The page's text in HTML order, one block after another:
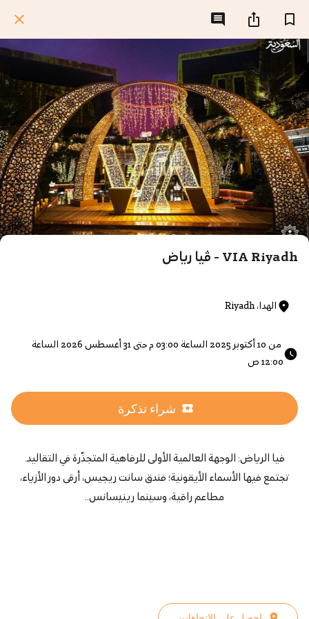
VIA Riyadh - ڤيا رياض
الهدا، Riyadh
12:00 ص
شراء تذكرة
فيا الرياض: الوجهة العالمية الأولى للرفاهية المتجذّرة في التقاليد.
تجتمع فيها الأسماء الأيقونية؛ فندق سانت ريجيس، أرقى دور الأزياء،
مطاعم راقية، وسينما رينيسانس..